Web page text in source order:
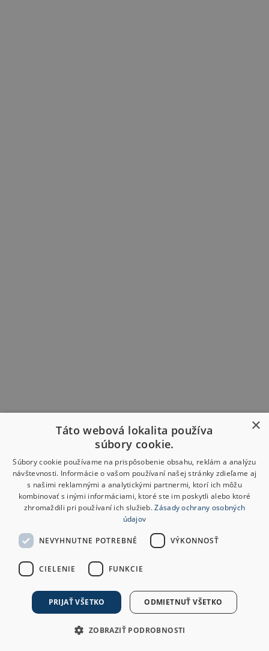
×
Táto webová lokalita používa
súbory cookie.
Súbory cookie používame na prispôsobenie obsahu, reklám a analýzu
návštevnosti. Informácie o vašom používaní našej stránky zdieľame aj
s našimi reklamnými a analytickými partnermi, ktorí ich môžu
kombinovať s inými informáciami, ktoré ste im poskytli alebo ktoré
zhromaždili pri používaní ich služieb.Zásady ochrany osobných
údajov
NEVYHNUTNE POTREBNÉ VÝKONNOSŤ
CIELENIE FUNKCIE
PRIJAŤ VŠETKO ODMIETNUŤ VŠETKO
ZOBRAZIŤ PODROBNOSTI